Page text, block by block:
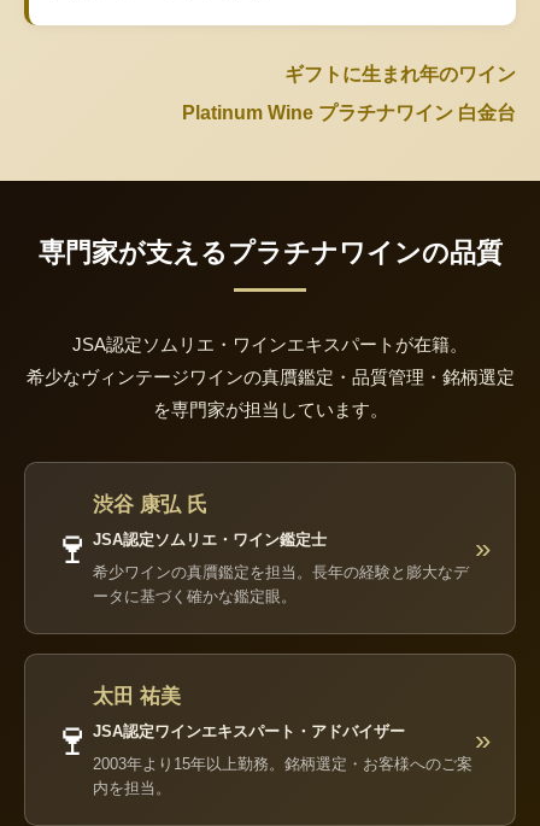
ギフトに生まれ年のワイン
Platinum Wine プラチナワイン 白金台
専門家が支えるプラチナワインの品質
JSA認定ソムリエ・ワインエキスパートが在籍。
希少なヴィンテージワインの真贋鑑定・品質管理・銘柄選定
を専門家が担当しています。
🍷
渋谷 康弘 氏
JSA認定ソムリエ・ワイン鑑定士
希少ワインの真贋鑑定を担当。長年の経験と膨大なデ
ータに基づく確かな鑑定眼。
»
🍷
太田 祐美
JSA認定ワインエキスパート・アドバイザー
2003年より15年以上勤務。銘柄選定・お客様へのご案
内を担当。
»